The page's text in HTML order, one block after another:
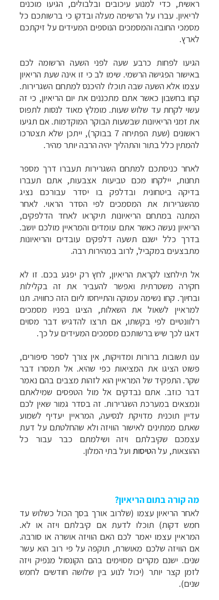
ראשית, כדי למנוע עיכובים ובלבולים, הגיעו מוכנים
לריאיון. עברו על הרשימה מעלה ובדקו כי ברשותכם כל
מסמכי החובה והמסמכים הנוספים המעידים על זיקתכם
לארץ.
הגיעו לפחות כרבע שעה לפני השעה הרשומה לכם
באישור הפגישה הרשמי. שימו לב כי זו אינה שעת הריאיון
עצמו אלא השעה שבה תוכלו להיכנס למתחם השגרירות.
קחו בחשבון כאשר אתם מתכננים את יום הריאיון, כי זה
עשוי לקחת עד שלוש שעות. מומלץ מאוד לנסות לתפוס
את זמני הריאיונות שבשעות הבוקר המוקדמות. אם תגיעו
ראשונים (שעת הפתיחה 7 בבוקר), ייתכן שלא תצטרכו
להמתין כלל בתור והתהליך יהיה הרבה יותר מהיר.
לאחר כניסתכם למתחם השגרירות תעברו דרך מספר
תחנות, יילקחו מכם טביעות אצבעות, אתם תעברו
בדיקה ביטחונית ובדלפק בו יסדר עבורכם נציג
מהשגרירות את המסמכים לפי הסדר הראוי. לאחר
המתנה במתחם הריאיונות תיקראו לאחד הדלפקים,
הריאיון נעשה כאשר אתם עומדים והמראיין מולכם יושב.
בדרך כלל ישנם תשעה דלפקים עובדים והריאיונות
מתבצעים במקביל, לרוב במהירות רבה.
אל תילחצו לקראת הריאיון, לחץ רק יפגע בכם. זו לא
חקירה משטרתית ואפשר להעביר את זה בקלילות
ובחיוך. קחו נשימה עמוקה והתייחסו ליום הזה כחוויה. תנו
למראיין לשאול את השאלות, הציגו בפניו מסמכים
רלוונטיים לפי בקשתו, אם תרצו להדגיש דבר מסוים
דאגו לכך שיש ברשותכם מסמכים המעידים על כך.
ענו תשובות ברורות ומדויקות, אין צורך לספר סיפורים,
פשוט הציגו את המציאות כפי שהיא. אל תמסרו דבר
שקר. התפקיד של המראיין הוא לזהות מצבים בהם נאמר
דבר כוזב. אתם נבדקים אל מול הטפסים שמילאתם
ונמצאים במערכת השגרירות. זה בסדר גמור שאין לכם
עדיין תוכנית מדויקת לנסיעה, המראיין יעדיף לשמוע
שאתם ממתינים לאישור הוויזה ולא שהחלטתם על דעת
עצמכם שקיבלתם ויזה ושילמתם כבר עבור כל
ההוצאות, על הטיסות ועל בתי המלון.
מה קורה בתום הריאיון?
לאחר הריאיון עצמו (שלרוב אורך בסך הכול כשלוש עד
חמש דקות) תוכלו לדעת אם קיבלתם ויזה או לא.
המראיין עצמו יאמר לכם האם הוויזה אושרה או סורבה.
אם הוויזה שלכם מאושרת, תוקפה על פי רוב הוא עשר
שנים. ישנם מקרים מסוימים בהם הקונסול מנפיק ויזה
לזמן קצר יותר (יכול לנוע בין שלושה חודשים לחמש
שנים).